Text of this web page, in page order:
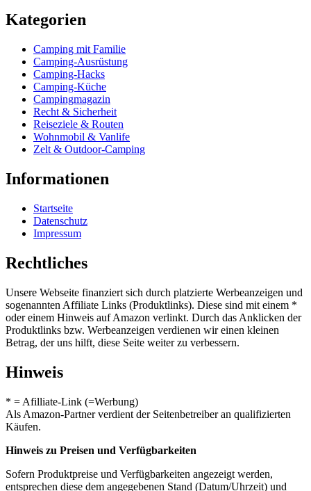
Kategorien
Camping mit Familie
Camping-Ausrüstung
Camping-Hacks
Camping-Küche
Campingmagazin
Recht & Sicherheit
Reiseziele & Routen
Wohnmobil & Vanlife
Zelt & Outdoor-Camping
Informationen
Startseite
Datenschutz
Impressum
Rechtliches
Unsere Webseite finanziert sich durch platzierte Werbeanzeigen und
sogenannten Affiliate Links (Produktlinks). Diese sind mit einem *
oder einem Hinweis auf Amazon verlinkt. Durch das Anklicken der
Produktlinks bzw. Werbeanzeigen verdienen wir einen kleinen
Betrag, der uns hilft, diese Seite weiter zu verbessern.
Hinweis
* = Afilliate-Link (=Werbung)
Als Amazon-Partner verdient der Seitenbetreiber an qualifizierten
Käufen.
Hinweis zu Preisen und Verfügbarkeiten
Sofern Produktpreise und Verfügbarkeiten angezeigt werden,
entsprechen diese dem angegebenen Stand (Datum/Uhrzeit) und